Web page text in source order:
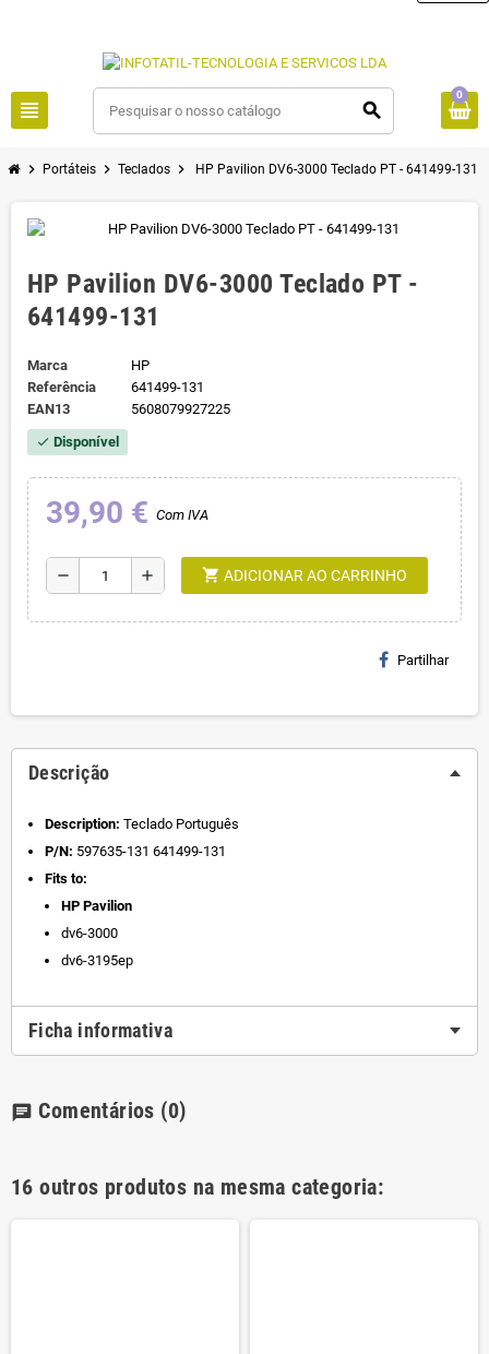
view_headline search
0
chevron_right Portáteis chevron_right Teclados chevron_right HP Pavilion DV6-3000 Teclado PT - 641499-131
HP Pavilion DV6-3000 Teclado PT -
641499-131
Marca
HP
Referência
641499-131
EAN13
5608079927225
check Disponível
39,90 € Com IVA
remove add shopping_cart ADICIONAR AO CARRINHO
Partilhar
Descrição
Description: Teclado Português
P/N: 597635-131 641499-131
Fits to:
HP Pavilion
dv6-3000
dv6-3195ep
Ficha informativa
chat Comentários (0)
16 outros produtos na mesma categoria: